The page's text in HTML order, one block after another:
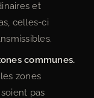
et
celles-ci
communes.
zones
pas